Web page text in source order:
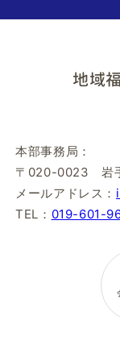
地域
本部事務局：
〒020-0023 岩手
メールアドレス：
TEL： 019-601-